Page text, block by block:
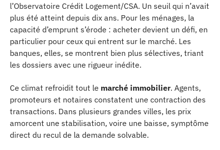
l’Observatoire Crédit Logement/CSA. Un seuil qui n’avait
plus été atteint depuis dix ans. Pour les ménages, la
capacité d’emprunt s’érode : acheter devient un défi, en
particulier pour ceux qui entrent sur le marché. Les
banques, elles, se montrent bien plus sélectives, triant
les dossiers avec une rigueur inédite.
Ce climat refroidit tout le marché immobilier. Agents,
promoteurs et notaires constatent une contraction des
transactions. Dans plusieurs grandes villes, les prix
amorcent une stabilisation, voire une baisse, symptôme
direct du recul de la demande solvable.